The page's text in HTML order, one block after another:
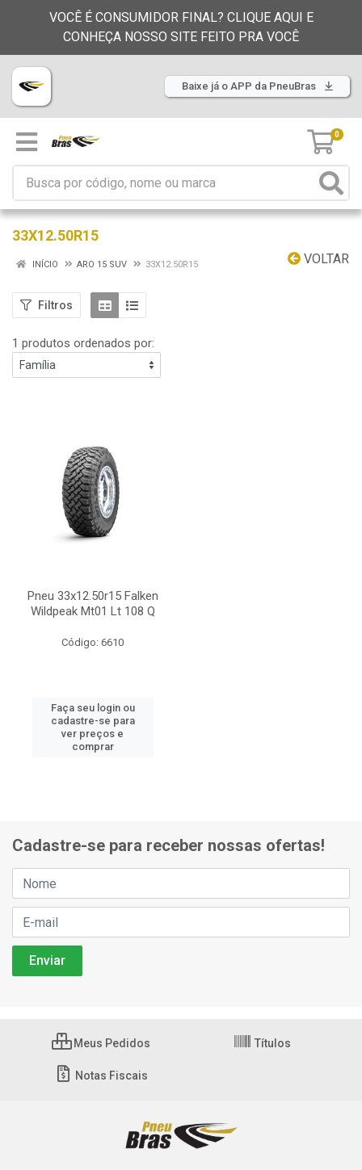
VOCÊ É CONSUMIDOR FINAL? CLIQUE AQUI E
CONHEÇA NOSSO SITE FEITO PRA VOCÊ
Baixe já o APP da PneuBras
0
33X12.50R15
VOLTAR
INÍCIO ARO 15 SUV 33X12.50R15
Filtros
1 produtos ordenados por:
Pneu 33x12.50r15 Falken
Wildpeak Mt01 Lt 108 Q
Código: 6610
Faça seu login ou
cadastre-se para
ver preços e
comprar
Cadastre-se para receber nossas ofertas!
Meus Pedidos Títulos
Notas Fiscais